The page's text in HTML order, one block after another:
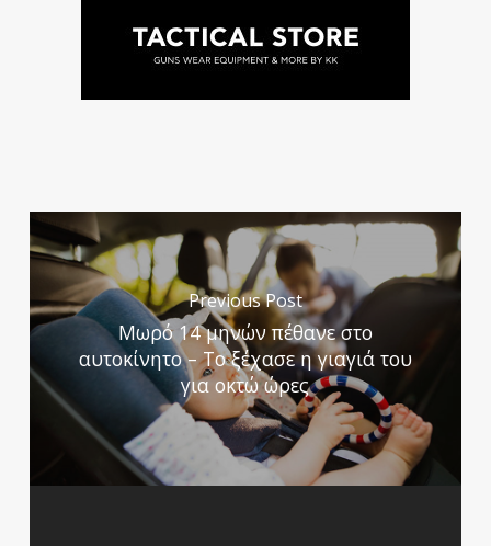
Previous Post
Μωρό 14 μηνών πέθανε στο
αυτοκίνητο – Το ξέχασε η γιαγιά του
για οκτώ ώρες